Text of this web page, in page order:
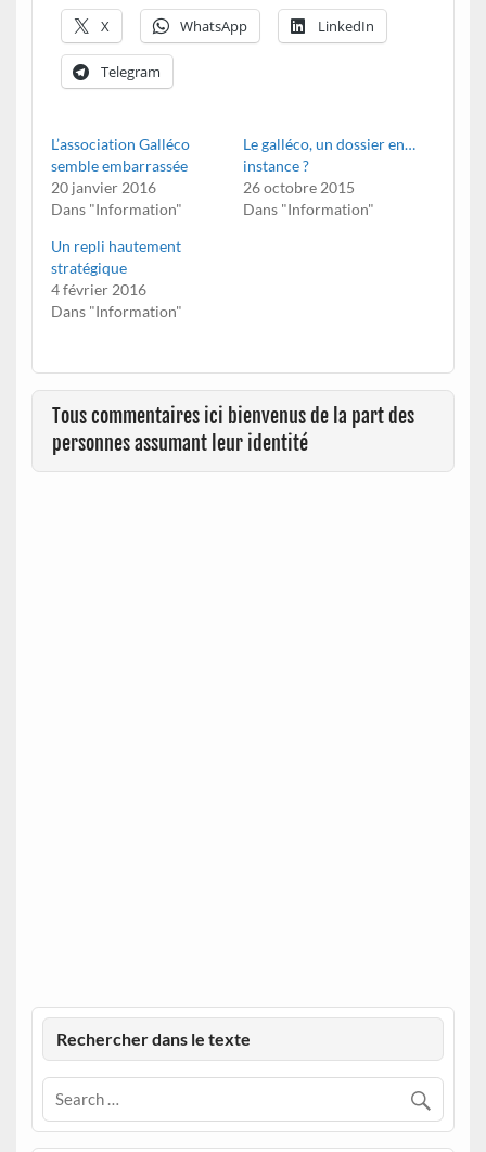
X WhatsApp LinkedIn
Telegram
L’association Galléco
semble embarrassée
20 janvier 2016
Dans "Information"
Le galléco, un dossier en…
instance ?
26 octobre 2015
Dans "Information"
Un repli hautement
stratégique
4 février 2016
Dans "Information"
Tous commentaires ici bienvenus de la part des
personnes assumant leur identité
Rechercher dans le texte